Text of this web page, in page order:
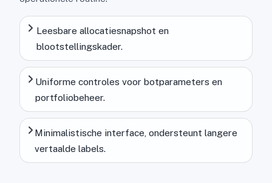
Leesbare allocatiesnapshot en
blootstellingskader.
Uniforme controles voor botparameters en
portfoliobeheer.
Minimalistische interface, ondersteunt langere
vertaalde labels.